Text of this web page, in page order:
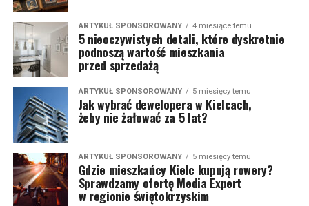
ARTYKUŁ SPONSOROWANY 4 miesiące temu
5 nieoczywistych detali, które dyskretnie
podnoszą wartość mieszkania
przed sprzedażą
ARTYKUŁ SPONSOROWANY 5 miesięcy temu
Jak wybrać dewelopera w Kielcach,
żeby nie żałować za 5 lat?
ARTYKUŁ SPONSOROWANY 5 miesięcy temu
Gdzie mieszkańcy Kielc kupują rowery?
Sprawdzamy ofertę Media Expert
w regionie świętokrzyskim